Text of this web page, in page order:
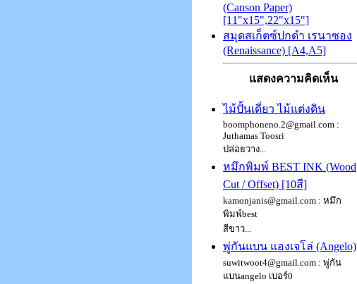
(Canson Paper)
[11"x15",22"x15"]
สมุดสเก็ตซ์ปกดำ เรนาซอง
(Renaissance) [A4,A5]
แสดงความคิดเห็น
ไม้ปั้นเดี่ยว ไม้แต่งดิน
boomphoneno.2@gmail.com :
Juthamas Toosri
ปล่อยวาง...
หมึกพิมพ์ BEST INK (Wood
Cut / Offset) [10สี]
kamonjanis@gmail.com : หมึก
พิมพ์best
สีขาว...
พู่กันแบน แองเจโล่ (Angelo)
suwitwoot4@gmail.com : พู่กัน
แบนangelo เบอร์0